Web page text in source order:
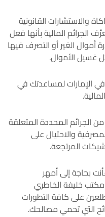
والاستشارات القانونية
الجرائم المالية بأنها فعل
الغير أو التصرف فيها
غسيل الأموال.
الإمارات لمساعدتك في
الجرائم المحددة المتعلقة
والاحتيال على
المرتجعة.
بحاجة إلى أمهر
مكتب خليفة الخاطري
على كافة التطورات
التي تحمي مصالحك.